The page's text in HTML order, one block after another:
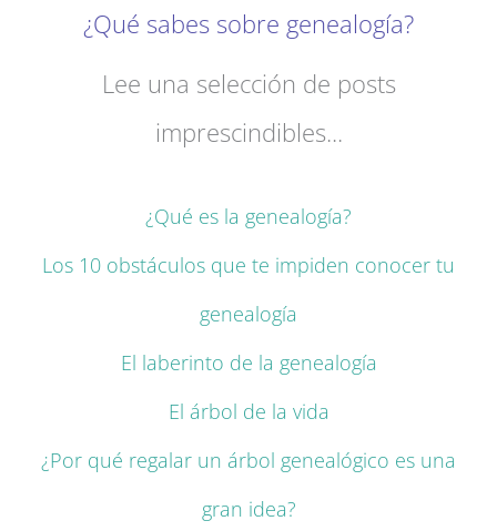
¿Qué sabes sobre genealogía?
Lee una selección de posts
imprescindibles...
¿Qué es la genealogía?
Los 10 obstáculos que te impiden conocer tu
genealogía
El laberinto de la genealogía
El árbol de la vida
¿Por qué regalar un árbol genealógico es una
gran idea?